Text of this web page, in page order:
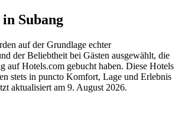
Subang
auf der Grundlage echter
der Beliebtheit bei Gästen ausgewählt, die
auf Hotels.com gebucht haben. Diese Hotels
stets in puncto Komfort, Lage und Erlebnis
aktualisiert am 9. August 2026.